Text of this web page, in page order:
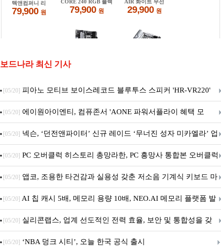
보드나라 최신 기사
[05/20] 피아노 모티브 보이스레코드 블루투스 스피커 'HR-VR220'
출시
[05/20] 에이원아이엔티, 컴퓨존서 'AONE 파워서플라이 혜택 모
음.ZIP' 이벤트 진행
[05/20] 넥슨, ‘던전앤파이터’ 신규 레이드 ‘무너진 성자 미카엘라’ 업
데이트!
[05/20] PC 오버클럭 히스토리 총망라한, PC 흥망사 통합본 오버클럭
특집(1-4편)
[05/20] 앱코, 조용한 타건감과 실용성 갖춘 저소음 기계식 키보드 마
우스 세트 'KM580' 출시
[05/20] AI 칩 캐시 5배, 메모리 용량 10배, NEO.AI 메모리 플랫폼 발
표
[05/20] 실리콘랩스, 업계 선도적인 전력 효율, 보안 및 통합성을 갖
춘 초저전력 블루투스 LE SoC ‘BG2B’ 공개
[05/20] ‘NBA 덩크 시티’, 오늘 한국 공식 출시